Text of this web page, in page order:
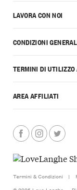
LAVORA CON NOI
CONDIZIONI
TERMINI DI
AREA AFFILIATI
Termini & Condizioni |